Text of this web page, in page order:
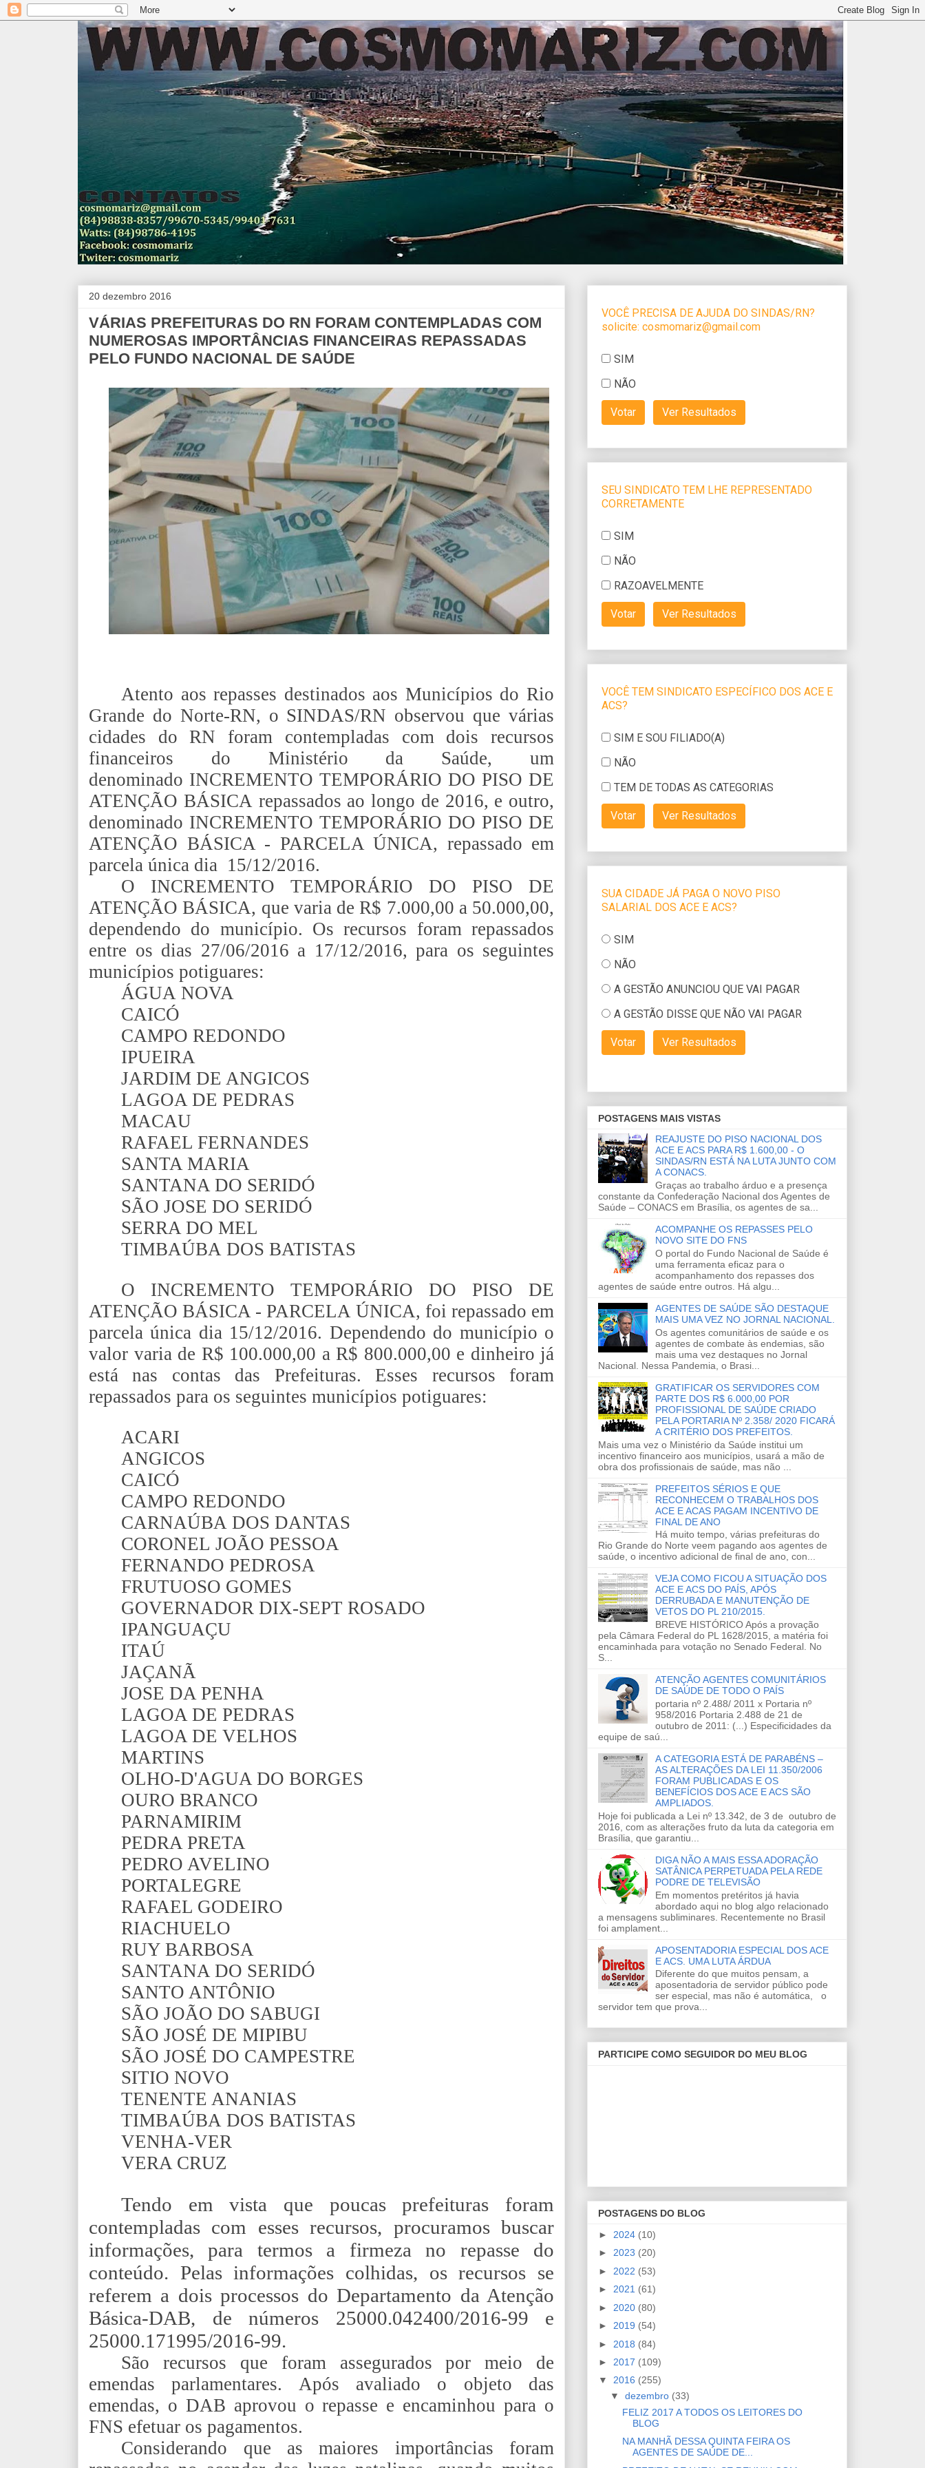
20 dezembro 2016
VÁRIAS PREFEITURAS DO RN FORAM CONTEMPLADAS COM
NUMEROSAS IMPORTÂNCIAS FINANCEIRAS REPASSADAS
PELO FUNDO NACIONAL DE SAÚDE
Atento aos repasses destinados aos Municípios do Rio
Grande do Norte-RN, o SINDAS/RN observou que várias
cidades do RN foram contempladas com dois recursos
financeiros do Ministério da Saúde, um
denominado INCREMENTO TEMPORÁRIO DO PISO DE
ATENÇÃO BÁSICA repassados ao longo de 2016, e outro,
denominado INCREMENTO TEMPORÁRIO DO PISO DE
ATENÇÃO BÁSICA - PARCELA ÚNICA, repassado em
parcela única dia 15/12/2016.
O INCREMENTO TEMPORÁRIO DO PISO DE
ATENÇÃO BÁSICA, que varia de R$ 7.000,00 a 50.000,00,
dependendo do município. Os recursos foram repassados
entre os dias 27/06/2016 a 17/12/2016, para os seguintes
municípios potiguares:
ÁGUA NOVA
CAICÓ
CAMPO REDONDO
IPUEIRA
JARDIM DE ANGICOS
LAGOA DE PEDRAS
MACAU
RAFAEL FERNANDES
SANTA MARIA
SANTANA DO SERIDÓ
SÃO JOSE DO SERIDÓ
SERRA DO MEL
TIMBAÚBA DOS BATISTAS
O INCREMENTO TEMPORÁRIO DO PISO DE
ATENÇÃO BÁSICA - PARCELA ÚNICA, foi repassado em
parcela única dia 15/12/2016. Dependendo do município o
valor varia de R$ 100.000,00 a R$ 800.000,00 e dinheiro já
está nas contas das Prefeituras. Esses recursos foram
repassados para os seguintes municípios potiguares:
ACARI
ANGICOS
CAICÓ
CAMPO REDONDO
CARNAÚBA DOS DANTAS
CORONEL JOÃO PESSOA
FERNANDO PEDROSA
FRUTUOSO GOMES
GOVERNADOR DIX-SEPT ROSADO
IPANGUAÇU
ITAÚ
JAÇANÃ
JOSE DA PENHA
LAGOA DE PEDRAS
LAGOA DE VELHOS
MARTINS
OLHO-D'AGUA DO BORGES
OURO BRANCO
PARNAMIRIM
PEDRA PRETA
PEDRO AVELINO
PORTALEGRE
RAFAEL GODEIRO
RIACHUELO
RUY BARBOSA
SANTANA DO SERIDÓ
SANTO ANTÔNIO
SÃO JOÃO DO SABUGI
SÃO JOSÉ DE MIPIBU
SÃO JOSÉ DO CAMPESTRE
SITIO NOVO
TENENTE ANANIAS
TIMBAÚBA DOS BATISTAS
VENHA-VER
VERA CRUZ
Tendo em vista que poucas prefeituras foram
contempladas com esses recursos, procuramos buscar
informações, para termos a firmeza no repasse do
conteúdo. Pelas informações colhidas, os recursos se
referem a dois processos do Departamento da Atenção
Básica-DAB, de números 25000.042400/2016-99 e
25000.171995/2016-99.
São recursos que foram assegurados por meio de
emendas parlamentares. Após avaliado o objeto das
emendas, o DAB aprovou o repasse e encaminhou para o
FNS efetuar os pagamentos.
Considerando que as maiores importâncias foram
POSTAGENS MAIS VISTAS
REAJUSTE DO PISO NACIONAL DOS
ACE E ACS PARA R$ 1.600,00 - O
SINDAS/RN ESTÁ NA LUTA JUNTO COM
A CONACS.
Graças ao trabalho árduo e a presença
constante da Confederação Nacional dos Agentes de
Saúde – CONACS em Brasília, os agentes de sa...
ACOMPANHE OS REPASSES PELO
NOVO SITE DO FNS
O portal do Fundo Nacional de Saúde é
uma ferramenta eficaz para o
acompanhamento dos repasses dos
agentes de saúde entre outros. Há algu...
AGENTES DE SAÚDE SÃO DESTAQUE
MAIS UMA VEZ NO JORNAL NACIONAL.
Os agentes comunitários de saúde e os
agentes de combate às endemias, são
mais uma vez destaques no Jornal
Nacional. Nessa Pandemia, o Brasi...
GRATIFICAR OS SERVIDORES COM
PARTE DOS R$ 6.000,00 POR
PROFISSIONAL DE SAÚDE CRIADO
PELA PORTARIA Nº 2.358/ 2020 FICARÁ
A CRITÉRIO DOS PREFEITOS.
Mais uma vez o Ministério da Saúde institui um
incentivo financeiro aos municípios, usará a mão de
obra dos profissionais de saúde, mas não ...
PREFEITOS SÉRIOS E QUE
RECONHECEM O TRABALHOS DOS
ACE E ACAS PAGAM INCENTIVO DE
FINAL DE ANO
Há muito tempo, várias prefeituras do
Rio Grande do Norte veem pagando aos agentes de
saúde, o incentivo adicional de final de ano, con...
VEJA COMO FICOU A SITUAÇÃO DOS
ACE E ACS DO PAÍS, APÓS
DERRUBADA E MANUTENÇÃO DE
VETOS DO PL 210/2015.
BREVE HISTÓRICO Após a provação
pela Câmara Federal do PL 1628/2015, a matéria foi
encaminhada para votação no Senado Federal. No
S...
ATENÇÃO AGENTES COMUNITÁRIOS
DE SAÚDE DE TODO O PAÍS
portaria nº 2.488/ 2011 x Portaria nº
958/2016 Portaria 2.488 de 21 de
outubro de 2011: (...) Especificidades da
equipe de saú...
A CATEGORIA ESTÁ DE PARABÉNS –
AS ALTERAÇÕES DA LEI 11.350/2006
FORAM PUBLICADAS E OS
BENEFÍCIOS DOS ACE E ACS SÃO
AMPLIADOS.
Hoje foi publicada a Lei nº 13.342, de 3 de outubro de
2016, com as alterações fruto da luta da categoria em
Brasília, que garantiu...
DIGA NÃO A MAIS ESSA ADORAÇÃO
SATÂNICA PERPETUADA PELA REDE
PODRE DE TELEVISÃO
Em momentos pretéritos já havia
abordado aqui no blog algo relacionado
a mensagens subliminares. Recentemente no Brasil
foi amplament...
APOSENTADORIA ESPECIAL DOS ACE
E ACS. UMA LUTA ÁRDUA
Diferente do que muitos pensam, a
aposentadoria de servidor público pode
ser especial, mas não é automática, o
servidor tem que prova...
PARTICIPE COMO SEGUIDOR DO MEU BLOG
POSTAGENS DO BLOG
► 2024 (10)
► 2023 (20)
► 2022 (53)
► 2021 (61)
► 2020 (80)
► 2019 (54)
► 2018 (84)
► 2017 (109)
▼ 2016 (255)
▼ dezembro (33)
FELIZ 2017 A TODOS OS LEITORES DO
BLOG
NA MANHÃ DESSA QUINTA FEIRA OS
AGENTES DE SAÚDE DE...